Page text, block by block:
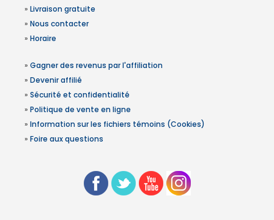
» Livraison gratuite
» Nous contacter
» Horaire
» Gagner des revenus par l'affiliation
» Devenir affilié
» Sécurité et confidentialité
» Politique de vente en ligne
» Information sur les fichiers témoins (Cookies)
» Foire aux questions